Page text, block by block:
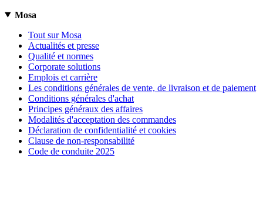
Mosa
Tout sur Mosa
Actualités et presse
Qualité et normes
Corporate solutions
Emplois et carrière
Les conditions générales de vente, de livraison et de paiement
Conditions générales d'achat
Principes généraux des affaires
Modalités d'acceptation des commandes
Déclaration de confidentialité et cookies
Clause de non-responsabilité
Code de conduite 2025